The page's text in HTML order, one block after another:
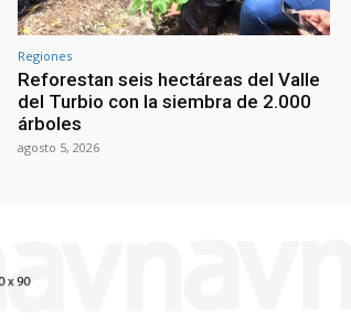
Regiones
Reforestan seis hectáreas del Valle
del Turbio con la siembra de 2.000
árboles
agosto 5, 2026